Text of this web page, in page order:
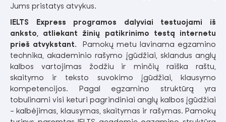
Jums pristatys atvykus.
IELTS Express programos dalyviai testuojami iš
anksto, atliekant žinių patikrinimo testą internetu
prieš atvykstant. Pamokų metu lavinama egzamino
technika, akademinio rašymo įgūdžiai, sklandus anglų
kalbos vartojimas žodžiu ir minčių raiška raštu,
skaitymo ir teksto suvokimo įgūdžiai, klausymo
kompetencijos. Pagal egzamino struktūrą yra
tobulinami visi keturi pagrindiniai anglų kalbos įgūdžiai
– kalbėjimas, klausymas, skaitymas ir rašymas. Pamokų